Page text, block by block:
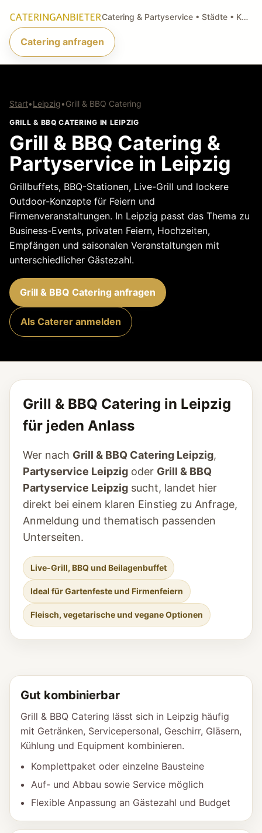
Catering & Partyservice • Städte • Küchenarten • Anfragen
Catering anfragen
Start•Leipzig•Grill & BBQ Catering
GRILL & BBQ CATERING IN LEIPZIG
Grill & BBQ Catering &
Partyservice in Leipzig
Grillbuffets, BBQ-Stationen, Live-Grill und lockere
Outdoor-Konzepte für Feiern und
Firmenveranstaltungen. In Leipzig passt das Thema zu
Business-Events, privaten Feiern, Hochzeiten,
Empfängen und saisonalen Veranstaltungen mit
unterschiedlicher Gästezahl.
Grill & BBQ Catering anfragen
Als Caterer anmelden
Grill & BBQ Catering in Leipzig
für jeden Anlass
Wer nach Grill & BBQ Catering Leipzig,
Partyservice Leipzig oder Grill & BBQ
Partyservice Leipzig sucht, landet hier
direkt bei einem klaren Einstieg zu Anfrage,
Anmeldung und thematisch passenden
Unterseiten.
Live-Grill, BBQ und Beilagenbuffet
Ideal für Gartenfeste und Firmenfeiern
Fleisch, vegetarische und vegane Optionen
Gut kombinierbar
Grill & BBQ Catering lässt sich in Leipzig häufig
mit Getränken, Servicepersonal, Geschirr, Gläsern,
Kühlung und Equipment kombinieren.
Komplettpaket oder einzelne Bausteine
Auf- und Abbau sowie Service möglich
Flexible Anpassung an Gästezahl und Budget